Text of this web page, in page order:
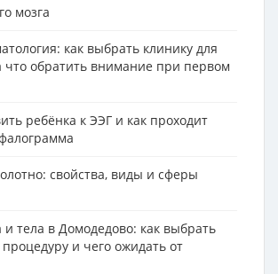
мозга
как выбрать клинику для
что обратить внимание при первом
ребёнка к ЭЭГ и как проходит
свойства, виды и сферы
тела в Домодедово: как выбрать
и чего ожидать от